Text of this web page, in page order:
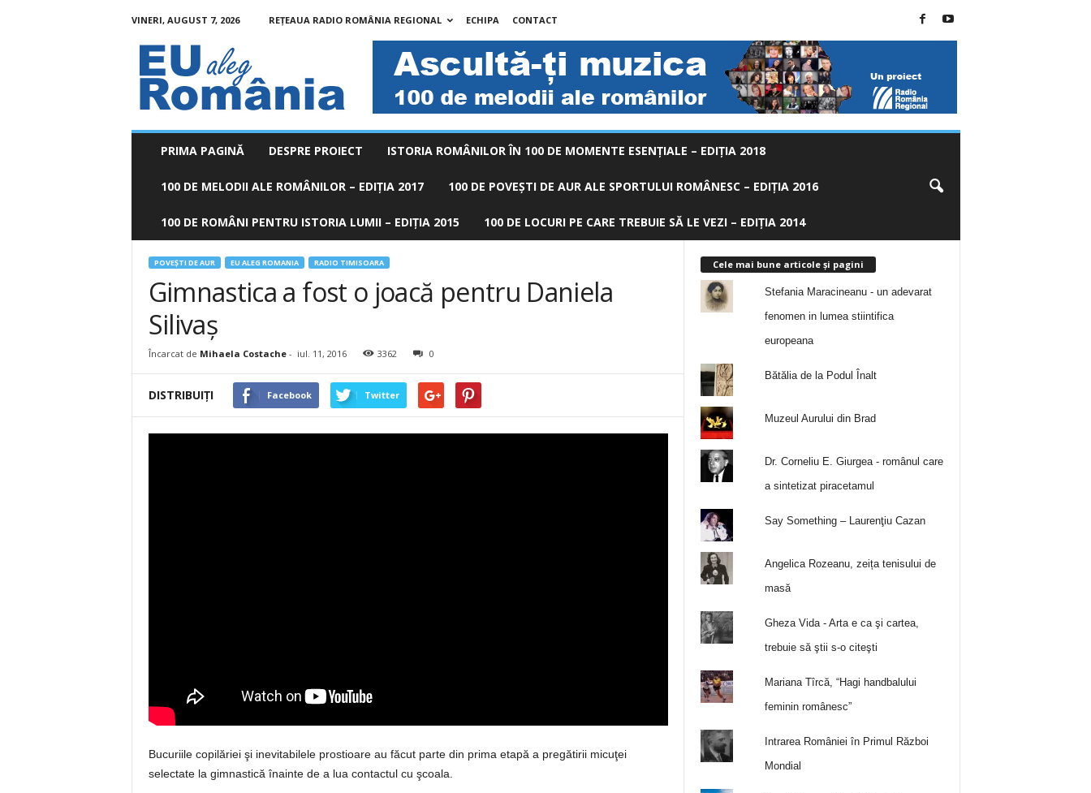
VINERI, AUGUST 7, 2026 REȚEAUA RADIO ROMÂNIA REGIONAL ECHIPA
CONTACT
aleg
România
PRIMA PAGINĂ DESPRE PROIECT ISTORIA ROMÂNILOR ÎN 100 DE MOMENTE ESENŢIALE – EDIŢIA 2018
100 DE MELODII ALE ROMÂNILOR – EDIȚIA 2017 100 DE POVEŞTI DE AUR ALE SPORTULUI ROMÂNESC – EDIȚIA 2016
100 DE ROMÂNI PENTRU ISTORIA LUMII – EDIȚIA 2015 100 DE LOCURI PE CARE TREBUIE SĂ LE VEZI – EDIȚIA 2014
POVEŞTI DE AUR EU ALEG ROMANIA RADIO TIMISOARA
Gimnastica a fost o joacă pentru Daniela
Silivaş
Încarcat de Mihaela Costache- iul. 11, 2016 3362 0
DISTRIBUIȚI Facebook Twitter
Bucuriile copilăriei şi inevitabilele prostioare au făcut parte din prima etapă a pregătirii micuţei
selectate la gimnastică înainte de a lua contactul cu şcoala.
Cele mai bune articole și pagini
Stefania Maracineanu - un adevarat
fenomen in lumea stiintifica
europeana
Bătălia de la Podul Înalt
Muzeul Aurului din Brad
Dr. Corneliu E. Giurgea - românul care
a sintetizat piracetamul
Say Something – Laurenţiu Cazan
Angelica Rozeanu, zeița tenisului de
masă
Gheza Vida - Arta e ca şi cartea,
trebuie să ştii s-o citeşti
Mariana Tîrcă, “Hagi handbalului
feminin românesc”
Intrarea României în Primul Război
Mondial